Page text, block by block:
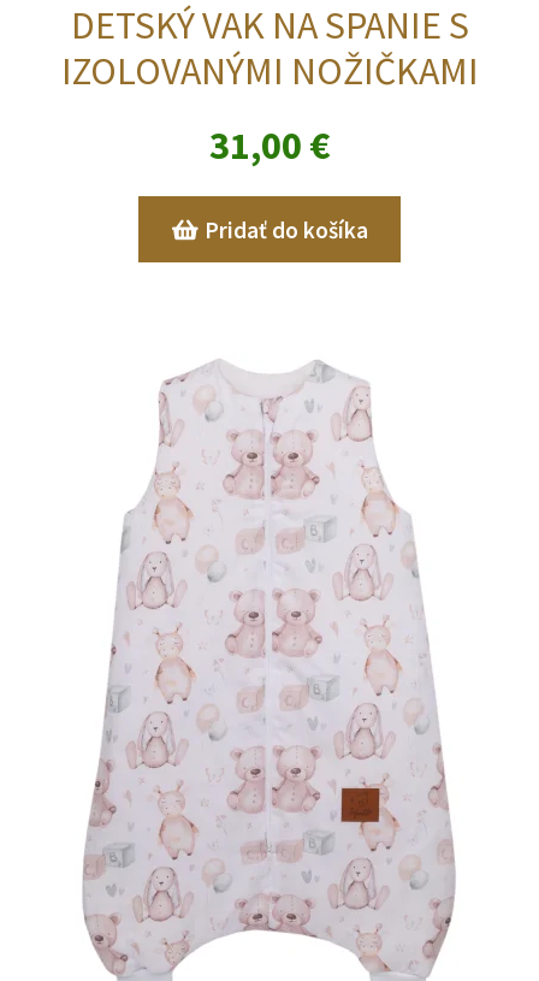
DETSKÝ VAK NA SPANIE S
IZOLOVANÝMI NOŽIČKAMI
31,00 €
Pridať do košíka